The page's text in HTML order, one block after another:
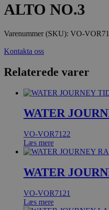
ALTO NO.3
Varenummer (SKU): VO-
Kontakta oss
Relaterede varer
WATER
VO-VOR7122
Læs mere
WATER
VO-VOR7121
Læs mere